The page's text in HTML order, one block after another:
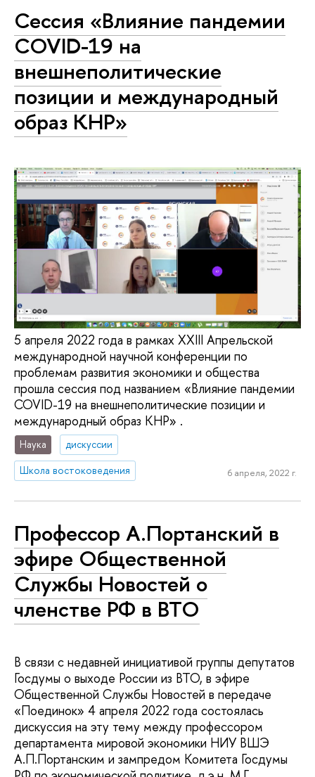
Сессия «Влияние пандемии
COVID-19 на
внешнеполитические
позиции и международный
образ КНР»
5 апреля 2022 года в рамках XXIII Апрельской
международной научной конференции по
проблемам развития экономики и общества
прошла сессия под названием «Влияние пандемии
COVID-19 на внешнеполитические позиции и
международный образ КНР» .
Наука
дискуссии
Школа востоковедения
6 апреля, 2022 г.
Профессор А.Портанский в
эфире Общественной
Службы Новостей о
членстве РФ в ВТО
В связи с недавней инициативой группы депутатов
Госдумы о выходе России из ВТО, в эфире
Общественной Службы Новостей в передаче
«Поединок» 4 апреля 2022 года состоялась
дискуссия на эту тему между профессором
департамента мировой экономики НИУ ВШЭ
А.П.Портанским и зампредом Комитета Госдумы